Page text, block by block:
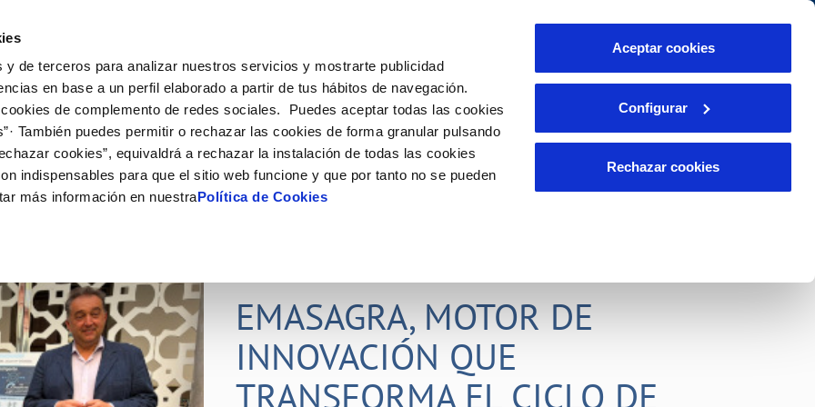
y de terceros para analizar nuestros servicios y mostrarte publicidad
en base a un perfil elaborado a partir de tus hábitos de navegación.
de complemento de redes sociales. Puedes aceptar todas las cookies
También puedes permitir o rechazar las cookies de forma granular pulsando
cookies”, equivaldrá a rechazar la instalación de todas las cookies
indispensables para que el sitio web funcione y que por tanto no se pueden
más información en nuestraPolítica de Cookies
Aceptar cookies
Configurar
Rechazar cookies
de titular
de suministro
MODIFICACIÓN DE DATOS
Actualizar datos bancarios
Actualizar datos de domicilio
INCIDENCIAS
Comunica anomalías o posibles
VER TODAS LAS GESTIONES
Tu Servicio
AL CLIENTE
contacto
y afectaciones
COMPROMISO DE SERVICIO
Carta de compromisos
Customer Counsel (Defensa del cliente)
Tu Agua
del agua
CUIDADOS DEL AGUA
Consejos de ahorro
Conócenos
DE GESTIÓN Y CERTIFICADOS
PERFIL DEL CONTRATANTE
Plataforma de contratación del sector
público
Proveedores Responsables
PORTAL DE TRANSPARENCIA
Nuestros compromisos
EMASAGRA, MOTOR DE
INNOVACIÓN QUE
TRANSFORMA EL CICLO DE